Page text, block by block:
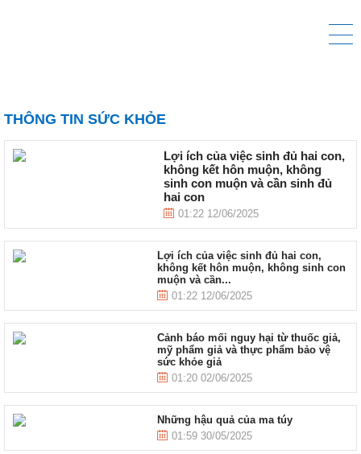
THÔNG TIN SỨC KHỎE
Lợi ích của việc sinh đủ hai con,
không kết hôn muộn, không
sinh con muộn và cần sinh đủ
hai con
01:22 12/06/2025
Lợi ích của việc sinh đủ hai con,
không kết hôn muộn, không sinh con
muộn và cần...
01:22 12/06/2025
Cảnh báo mối nguy hại từ thuốc giả,
mỹ phẩm giả và thực phẩm bảo vệ
sức khỏe giả
01:20 02/06/2025
Những hậu quả của ma túy
01:59 30/05/2025